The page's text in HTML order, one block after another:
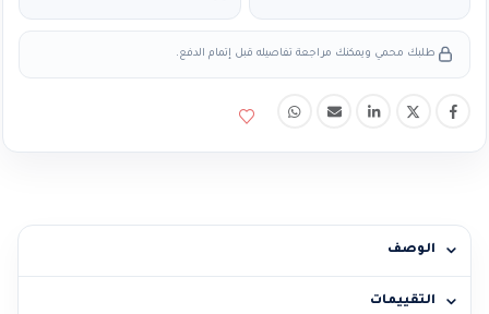
طلبك محمي ويمكنك مراجعة تفاصيله قبل إتمام الدفع.
الوصف
التقييمات